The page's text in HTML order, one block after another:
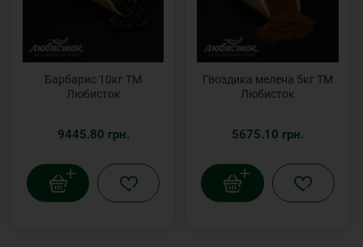
Барбарис 10кг ТМ
Любисток
9445.80 грн.
Гвоздика мелена 5кг ТМ
Любисток
5675.10 грн.